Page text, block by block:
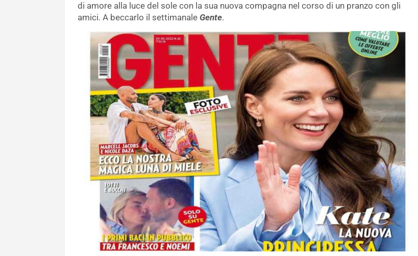
di amore alla luce del sole con la sua nuova compagna nel corso di un pranzo con gli
amici. A beccarlo il settimanale Gente.